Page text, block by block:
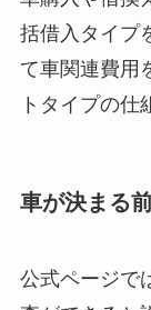
括借入タイプ
て車関連費用
トタイプの仕
車が決まる
公式ページで